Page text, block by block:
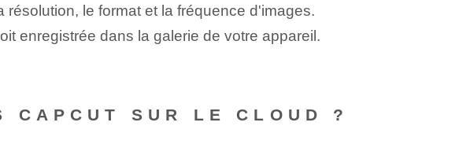
le format et la fréquence d'images.
enregistrée dans la galerie de votre appareil.
CAPCUT ‌SUR LE CLOUD ?